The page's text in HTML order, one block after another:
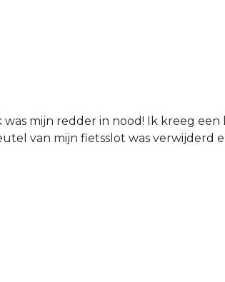
mijn redder in nood! Ik kreeg
van mijn fietsslot was verwijderd